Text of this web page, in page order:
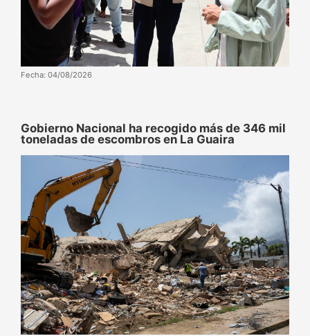
Fecha: 04/08/2026
Gobierno Nacional ha recogido más de 346 mil
toneladas de escombros en La Guaira